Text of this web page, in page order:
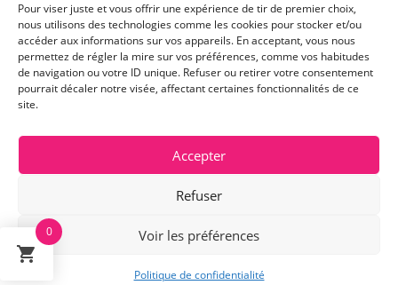
Pour viser juste et vous offrir une expérience de tir de premier choix,
nous utilisons des technologies comme les cookies pour stocker et/ou
accéder aux informations sur vos appareils. En acceptant, vous nous
permettez de régler la mire sur vos préférences, comme vos habitudes
de navigation ou votre ID unique. Refuser ou retirer votre consentement
pourrait décaler notre visée, affectant certaines fonctionnalités de ce
site.
Accepter
Refuser
Voir les préférences
Politique de confidentialité
Terms and Conditions
Privacy Policy
Cookie Policy
0